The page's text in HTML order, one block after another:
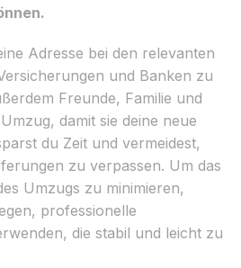
Adresse bei den relevanten
und Banken zu
Freunde, Familie und
damit sie deine neue
du Zeit und vermeidest,
zu verpassen. Um das
Umzugs zu minimieren,
professionelle
die stabil und leicht zu